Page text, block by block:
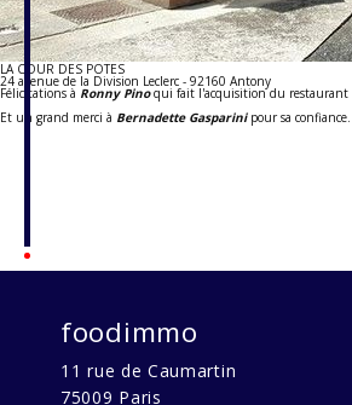
LA COUR DES POTES
24 avenue de la Division Leclerc - 92160 Antony
Félicitations à Ronny Pinoqui fait l'acquisition du restaurant
Et un grand merci à Bernadette Gasparinipour sa confiance.
foodimmo
11 rue de Caumartin
75009 Paris